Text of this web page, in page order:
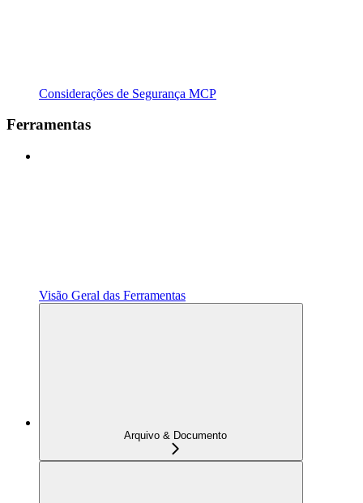
Considerações de Segurança MCP
Ferramentas
Visão Geral das Ferramentas
Arquivo & Documento